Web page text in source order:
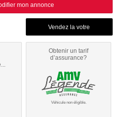
mon annonce
Obtenir un tarif
d’assurance?
Véhicule non éligible.